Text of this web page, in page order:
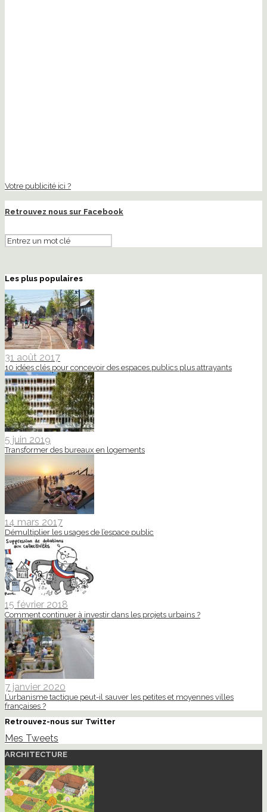
Votre publicité ici ?
Retrouvez nous sur Facebook
Les plus populaires
31 août 2017
10 idées clés pour concevoir des espaces publics plus attrayants
5 juin 2019
Transformer des bureaux en logements
14 mars 2017
Démultiplier les usages de l’espace public
15 février 2018
Comment continuer à investir dans les projets urbains ?
7 janvier 2020
L’urbanisme tactique peut-il sauver les petites et moyennes villes
françaises ?
Retrouvez-nous sur Twitter
Mes Tweets
ARCHITECTURE